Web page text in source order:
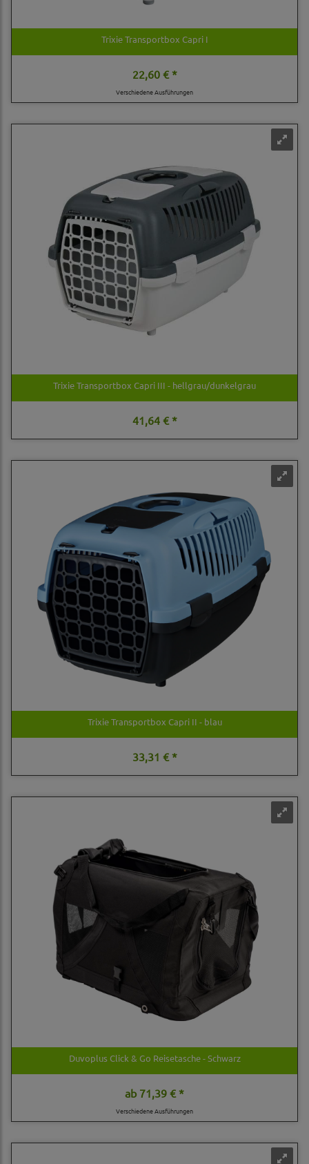
Trixie Transportbox Capri I
22,60 € *
Verschiedene Ausführungen
Trixie Transportbox Capri III - hellgrau/dunkelgrau
41,64 € *
Trixie Transportbox Capri II - blau
33,31 € *
Duvoplus Click & Go Reisetasche - Schwarz
ab71,39 € *
Verschiedene Ausführungen